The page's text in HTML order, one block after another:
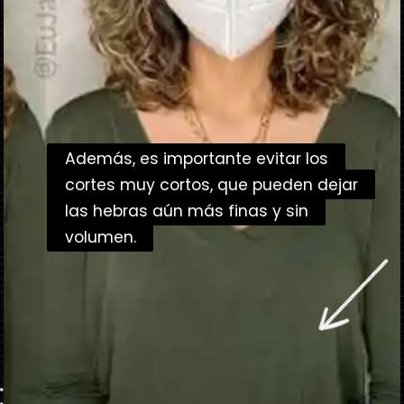
Además, es importante evitar los
cortes muy cortos, que pueden dejar
las hebras aún más finas y sin
volumen.
Además, es importante evitar los
cortes muy cortos, que pueden dejar
las hebras aún más finas y sin
volumen.